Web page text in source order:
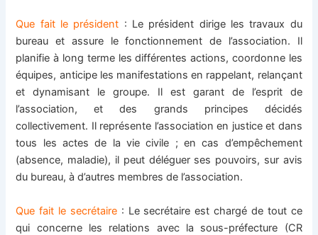
Que fait le président : Le président dirige les travaux du
bureau et assure le fonctionnement de l’association. Il
planifie à long terme les différentes actions, coordonne les
équipes, anticipe les manifestations en rappelant, relançant
et dynamisant le groupe. Il est garant de l’esprit de
l’association, et des grands principes décidés
collectivement. Il représente l’association en justice et dans
tous les actes de la vie civile ; en cas d’empêchement
(absence, maladie), il peut déléguer ses pouvoirs, sur avis
du bureau, à d’autres membres de l’association.
Que fait le secrétaire : Le secrétaire est chargé de tout ce
qui concerne les relations avec la sous-préfecture (CR